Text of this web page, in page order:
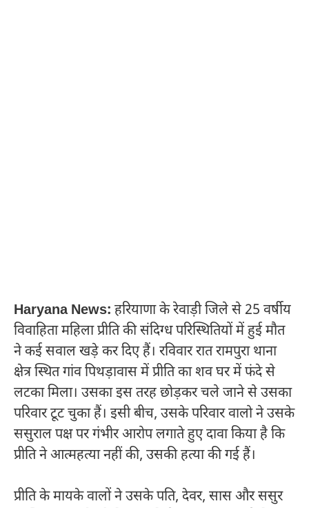
Haryana News: हरियाणा के रेवाड़ी जिले से 25 वर्षीय
विवाहिता महिला प्रीति की संदिग्ध परिस्थितियों में हुई मौत
ने कई सवाल खड़े कर दिए हैं। रविवार रात रामपुरा थाना
क्षेत्र स्थित गांव पिथड़ावास में प्रीति का शव घर में फंदे से
लटका मिला। उसका इस तरह छोड़कर चले जाने से उसका
परिवार टूट चुका हैं। इसी बीच, उसके परिवार वालो ने उसके
ससुराल पक्ष पर गंभीर आरोप लगाते हुए दावा किया है कि
प्रीति ने आत्महत्या नहीं की, उसकी हत्या की गई हैं।
प्रीति के मायके वालों ने उसके पति, देवर, सास और ससुर